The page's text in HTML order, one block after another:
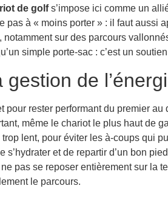
de golfs’impose ici comme un
pas à « moins porter » : il faut aussi
notamment sur des parcours
simple porte-sac : c’est un
gestion de
pour rester performant du premier
même le chariot le plus haut de
lent, pour éviter les à-coups qui
s’hydrater et de repartir d’un bon
pas se reposer entièrement sur la
le parcours.